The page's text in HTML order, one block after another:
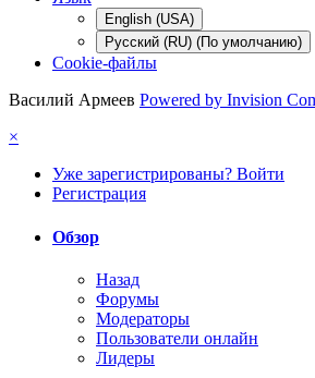
English (USA)
Русский (RU) (По умолчанию)
Cookie-файлы
Василий Армеев Powered by Invision
×
Уже зарегистрированы? Войти
Регистрация
Обзор
Назад
Форумы
Модераторы
Пользователи онлайн
Лидеры